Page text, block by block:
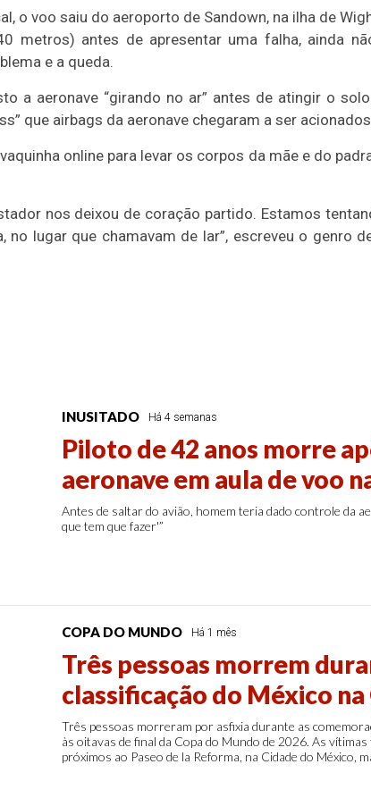
o voo saiu do aeroporto de Sandown, na ilha de
metros) antes de apresentar uma falha, ainda
e a queda.
a aeronave “girando no ar” antes de atingir o
que airbags da aeronave chegaram a ser
online para levar os corpos da mãe e do
nos deixou de coração partido. Estamos
no lugar que chamavam de lar”, escreveu o genro
INUSITADO Há 4 semanas
Piloto de 42 anos morre
aeronave em aula de voo
Antes de saltar do avião, homem teria dado controle da
que tem que fazer'”
COPA DO MUNDO Há 1 mês
Três pessoas morrem
classificação do México
Três pessoas morreram por asfixia durante as
às oitavas de final da Copa do Mundo de 2026. As
próximos ao Paseo de la Reforma, na Cidade do México,